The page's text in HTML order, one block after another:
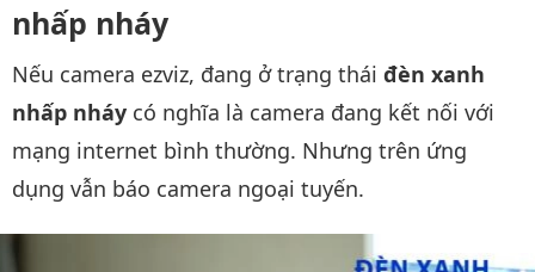
nhấp nháy
Nếu camera ezviz, đang ở trạng thái đèn xanh
nhấp nháy có nghĩa là camera đang kết nối với
mạng internet bình thường. Nhưng trên ứng
dụng vẫn báo camera ngoại tuyến.